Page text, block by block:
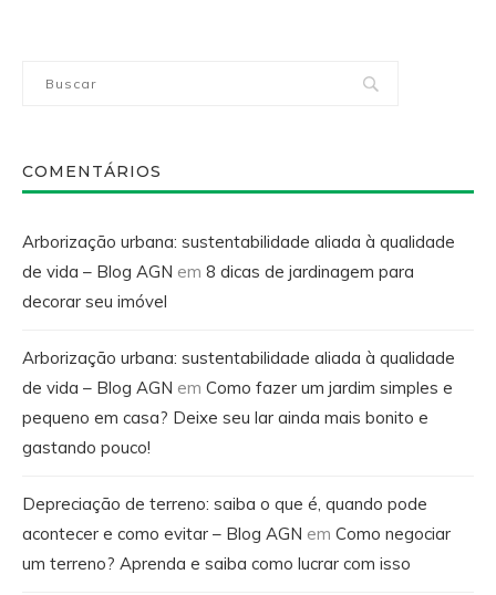
COMENTÁRIOS
Arborização urbana: sustentabilidade aliada à qualidade
de vida – Blog AGN em 8 dicas de jardinagem para
decorar seu imóvel
Arborização urbana: sustentabilidade aliada à qualidade
de vida – Blog AGN em Como fazer um jardim simples e
pequeno em casa? Deixe seu lar ainda mais bonito e
gastando pouco!
Depreciação de terreno: saiba o que é, quando pode
acontecer e como evitar – Blog AGN em Como negociar
um terreno? Aprenda e saiba como lucrar com isso